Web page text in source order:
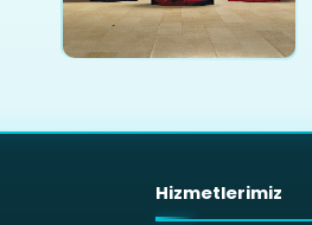
Hizmetlerimiz